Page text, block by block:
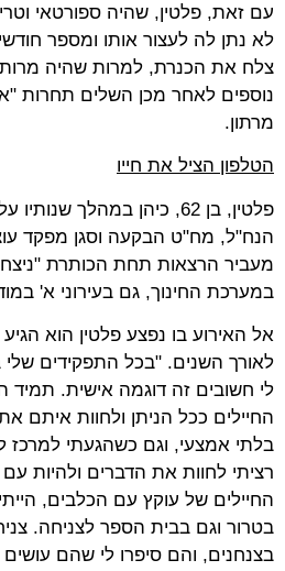
עם זאת, פלטין, שהיה ספורטאי
לא נתן לה לעצור אותו ומספר
צלח את הכנרת, למרות שהיה
נוספים לאחר מכן השלים תחרות
מרתון.
הטלפון הציל את חייו
פלטין, בן 62, כיהן במהלך
הנח"ל, מח"ט הבקעה וסגן מפקד
מעביר הרצאות תחת הכותרת
במערכת החינוך, גם בעירוני א'
אל האירוע בו נפצע פלטין הוא
לאורך השנים. "בכל התפקידים
לי חשובים זה דוגמה אישית. תמיד
החיילים ככל הניתן ולחוות איתם
בלתי אמצעי, וגם כשהגעתי למרכז
רציתי לחוות את הדברים ולהיות עם
החיילים של עוקץ עם הכלבים,
בטרור וגם בבית הספר לצניחה.
בצנחנים, והם סיפרו לי שהם עושים